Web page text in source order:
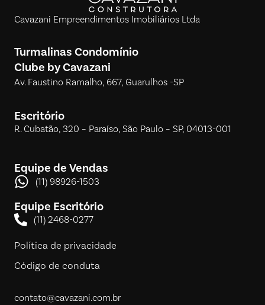
Cavazani Empreendimentos Imobiliários Ltda
Turmalinas Condomínio
Clube by Cavazani
Av. Faustino Ramalho, 667, Guarulhos -SP
Escritório
R. Cubatão, 320 – Paraíso, São Paulo – SP, 04013-001
Equipe de Vendas
(11) 98926-1503
Equipe Escritório
(11) 2468-0277
Política de privacidade
Código de conduta
contato@cavazani.com.br